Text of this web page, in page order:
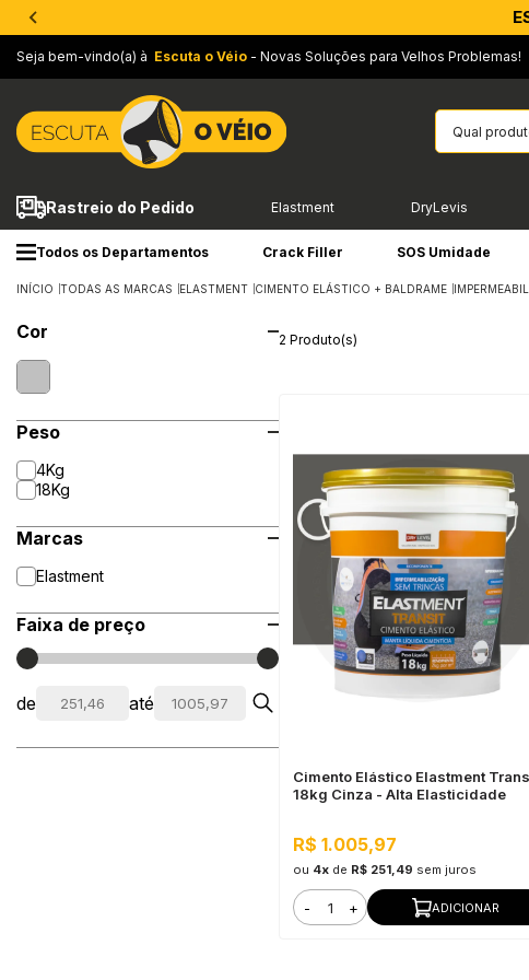
Seja bem-vindo(a) à Escuta o Véio - Novas Soluções para Velhos Problemas!
Rastreio do Pedido Elastment DryLevis
Todos os Departamentos Crack Filler SOS Umidade
INÍCIO TODAS AS MARCAS ELASTMENT CIMENTO ELÁSTICO + BALDRAME
Cor
Peso
4Kg
18Kg
Marcas
Elastment
Faixa de preço
de até
2 Produto(s)
Cimento Elástico Elastment
18kg Cinza - Alta Elasticidade
R$ 1.005,97
ou 4x de R$ 251,49 sem juros
- + ADICIONAR